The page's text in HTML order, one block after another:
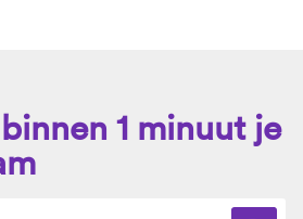
1 minuut je